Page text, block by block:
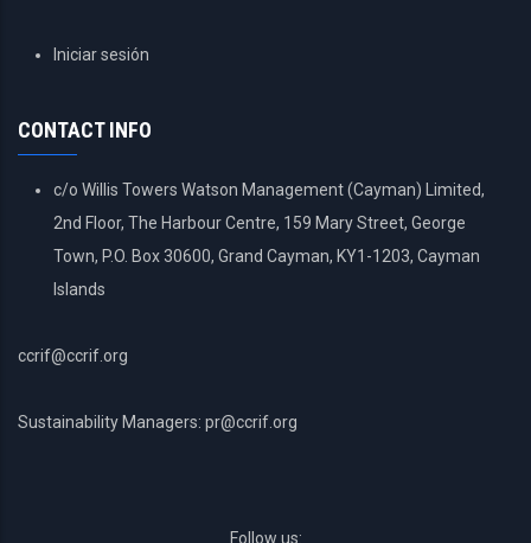
USERIniciar sesión
CONTACT INFO
c/o Willis Towers Watson Management (Cayman) Limited,
2nd Floor, The Harbour Centre, 159 Mary Street, George
Town, P.O. Box 30600, Grand Cayman, KY1-1203, Cayman
Islands
ccrif@ccrif.org
Sustainability Managers: pr@ccrif.org
Follow us: